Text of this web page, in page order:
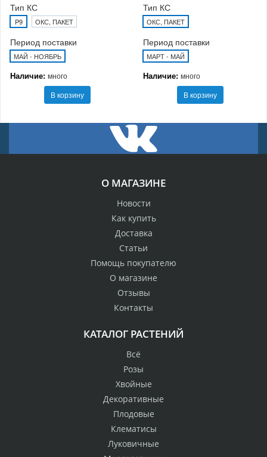
Тип КС
P9 ОКС, ПАКЕТ
Период поставки
МАЙ - НОЯБРЬ
Наличие: много
В корзину
Тип КС
ОКС, ПАКЕТ
Период поставки
МАРТ - МАЙ
Наличие: много
В корзину
О МАГАЗИНЕ
Новости
Как купить
Доставка
Статьи
Помощь покупателю
О магазине
Отзывы
Контакты
КАТАЛОГ РАСТЕНИЙ
Всё
Розы
Хвойные
Декоративные
Плодовые
Клематисы
Луковичные